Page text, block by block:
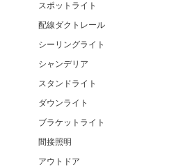
スポットライト
配線ダクトレール
シーリングライト
シャンデリア
スタンドライト
ダウンライト
ブラケットライト
間接照明
アウトドア